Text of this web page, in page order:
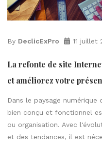
By DeclicExPro 11 juillet
La refonte de site
et améliorez votre
Dans le paysage
bien conçu et fonctionnel
ou organisation. Avec
et des tendances, il est